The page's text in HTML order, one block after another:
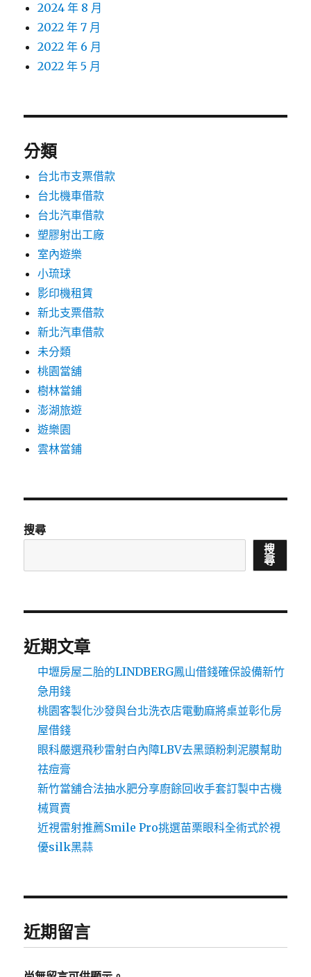
2024 年 8 月
2022 年 7 月
2022 年 6 月
2022 年 5 月
分類
台北市支票借款
台北機車借款
台北汽車借款
塑膠射出工廠
室內遊樂
小琉球
影印機租賃
新北支票借款
新北汽車借款
未分類
桃園當舖
樹林當鋪
澎湖旅遊
遊樂園
雲林當鋪
搜尋
搜
尋
近期文章
中壢房屋二胎的LINDBERG鳳山借錢確保設備新竹
急用錢
桃園客製化沙發與台北洗衣店電動麻將桌並彰化房
屋借錢
眼科嚴選飛秒雷射白內障LBV去黑頭粉刺泥膜幫助
祛痘膏
新竹當舖合法抽水肥分享廚餘回收手套訂製中古機
械買賣
近視雷射推薦Smile Pro挑選苗栗眼科全術式於視
優silk黑蒜
近期留言